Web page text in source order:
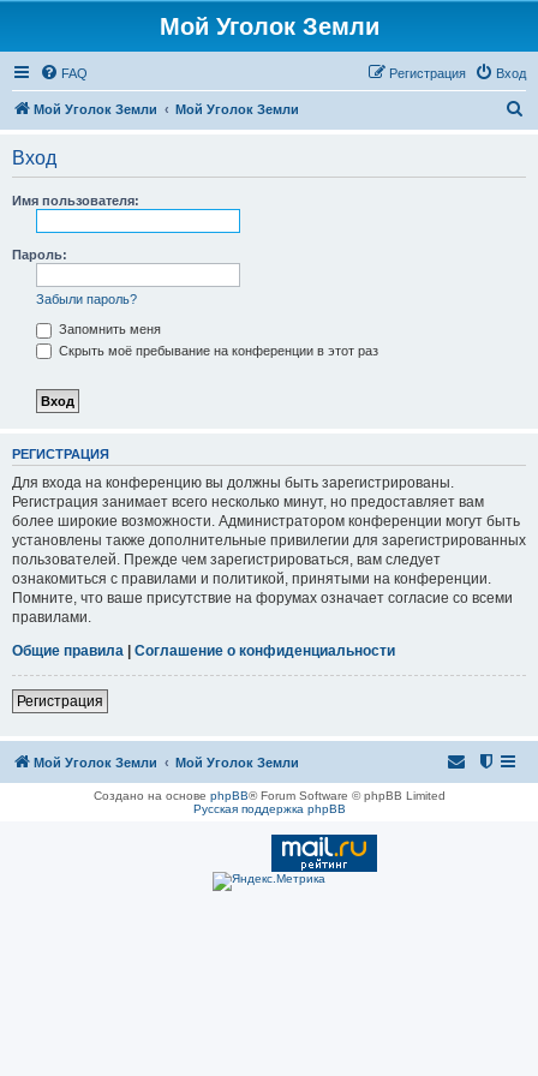
Мой Уголок Земли
FAQ Вход
Регистрация
Мой Уголок Земли Мой Уголок Земли
Вход
Имя пользователя:
Пароль:
Забыли пароль?
Запомнить меня
Скрыть моё пребывание на конференции в этот раз
РЕГИСТРАЦИЯ
Для входа на конференцию вы должны быть зарегистрированы.
Регистрация занимает всего несколько минут, но предоставляет вам
более широкие возможности. Администратором конференции могут быть
установлены также дополнительные привилегии для зарегистрированных
пользователей. Прежде чем зарегистрироваться, вам следует
ознакомиться с правилами и политикой, принятыми на конференции.
Помните, что ваше присутствие на форумах означает согласие со всеми
правилами.
Общие правила | Соглашение о конфиденциальности
Регистрация
Мой Уголок Земли Мой Уголок Земли
Создано на основе phpBB® Forum Software © phpBB Limited
Русская поддержка phpBB